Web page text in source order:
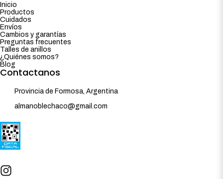
Inicio
Productos
Cuidados
Envíos
Cambios y garantías
Preguntas frecuentes
Talles de anillos
¿Quiénes somos?
Blog
Contactanos
Provincia de Formosa, Argentina
almanoblechaco@gmail.com